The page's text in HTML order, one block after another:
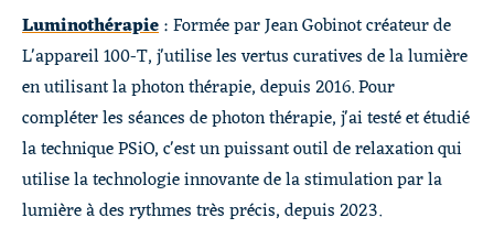
Luminothérapie: Formée par Jean Gobinot créateur de
L'appareil 100-T, j'utilise les vertus curatives de la lumière
en utilisant la photon thérapie, depuis 2016. Pour
compléter les séances de photon thérapie, j'ai testé et étudié
la technique PSiO, c'est un puissant outil de relaxation qui
utilise la technologie innovante de la stimulation par la
lumière à des rythmes très précis, depuis 2023.